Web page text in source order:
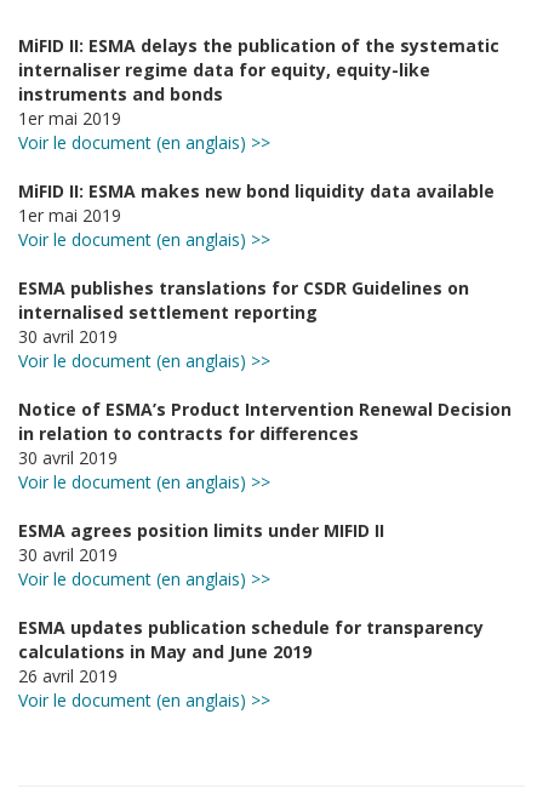
MiFID II: ESMA delays the publication of the systematic
internaliser regime data for equity, equity-like
instruments and bonds
1er mai 2019
Voir le document (en anglais) >>
MiFID II: ESMA makes new bond liquidity data available
1er mai 2019
Voir le document (en anglais) >>
ESMA publishes translations for CSDR Guidelines on
internalised settlement reporting
30 avril 2019
Voir le document (en anglais) >>
Notice of ESMA’s Product Intervention Renewal Decision
in relation to contracts for differences
30 avril 2019
Voir le document (en anglais) >>
ESMA agrees position limits under MIFID II
30 avril 2019
Voir le document (en anglais) >>
ESMA updates publication schedule for transparency
calculations in May and June 2019
26 avril 2019
Voir le document (en anglais) >>